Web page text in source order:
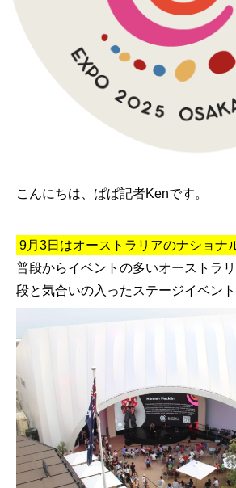
こんにちは、ぱぱ記者Kenです。
9月3日はオーストラリアのナショナ
普段からイベントの多いオーストラ
段と気合いの入ったステージイベント